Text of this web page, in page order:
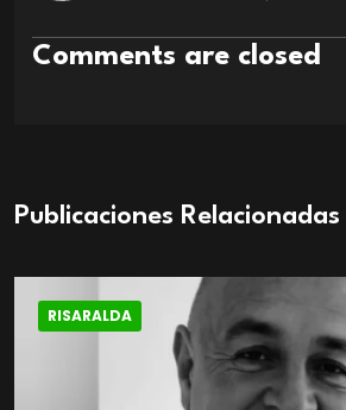
Comments are closed
Publicaciones Relacionadas
RISARALDA